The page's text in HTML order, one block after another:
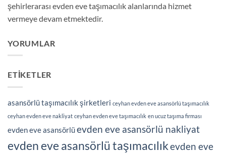
şehirlerarası evden eve taşımacılık alanlarında hizmet
vermeye devam etmektedir.
YORUMLAR
ETIKETLER
asansörlü taşımacılık şirketleri ceyhan evden eve asansörlü taşımacılık
ceyhan evden eve nakliyat ceyhan evden eve taşımacılık en ucuz taşıma firması
evden eve asansörlüevden eve asansörlü nakliyat
evden eve asansörlü taşımacılıkevden eve